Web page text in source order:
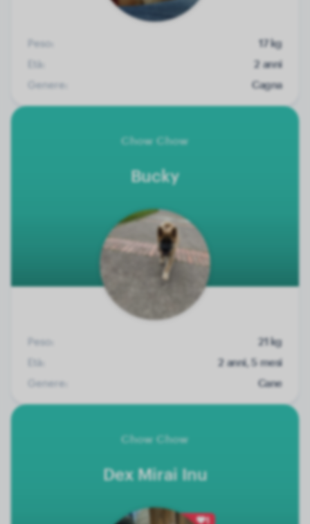
Peso:
17 kg
Età:
2 anni
Genere:
Cagna
Chow Chow
Bucky
Peso:
21 kg
Età:
2 anni, 5 mesi
Genere:
Cane
Chow Chow
Dex Mirai Inu
1